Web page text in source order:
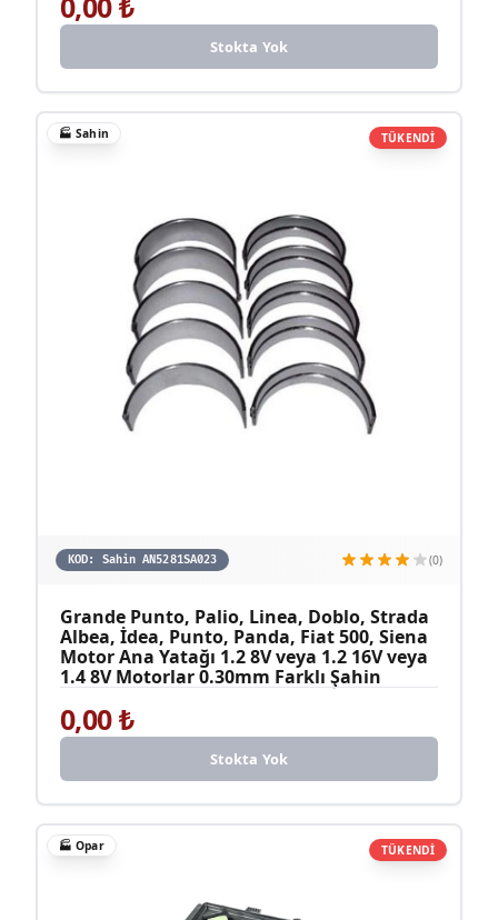
Stokta Yok
TÜKENDİ
🏭Sahin
KOD: Sahin AN5281SA023 (0)
Grande Punto, Palio, Linea, Doblo, Strada
Albea, İdea, Punto, Panda, Fiat 500, Siena
Motor Ana Yatağı 1.2 8V veya 1.2 16V veya
1.4 8V Motorlar 0.30mm Farklı Şahin
0,00₺
Stokta Yok
TÜKENDİ
🏭Opar